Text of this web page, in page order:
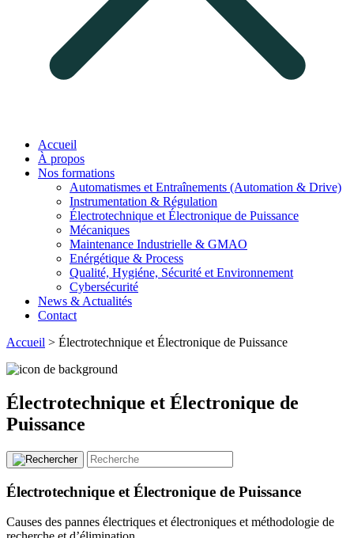
Accueil
À propos
Nos formations
Automatismes et Entraînements (Automation & Drive)
Instrumentation & Régulation
Électrotechnique et Électronique de Puissance
Mécaniques
Maintenance Industrielle & GMAO
Enérgétique & Process
Qualité, Hygiéne, Sécurité et Environnement
Cybersécurité
News & Actualités
Contact
Accueil > Électrotechnique et Électronique de Puissance
Électrotechnique et Électronique de
Puissance
Électrotechnique et Électronique de Puissance
Causes des pannes électriques et électroniques et méthodologie de